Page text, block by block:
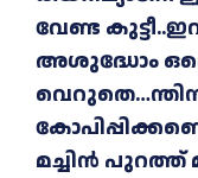
വേണ്ട
അശുദ്ധോം
മച്ചിൻ പുറത്ത്